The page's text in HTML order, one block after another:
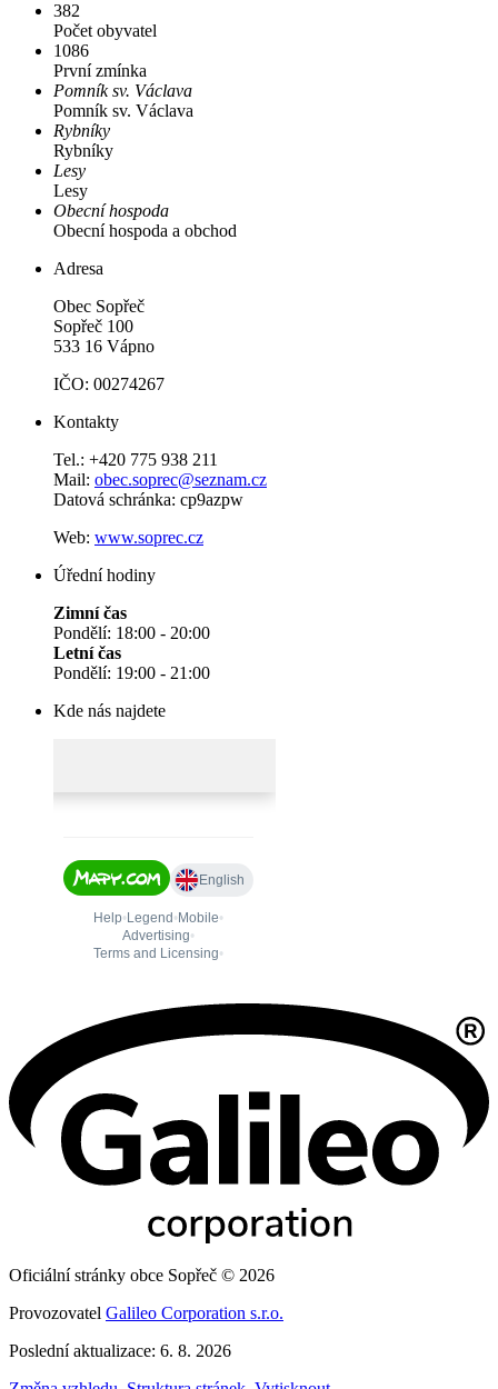
382
Počet obyvatel
1086
První zmínka
Pomník sv. Václava
Pomník sv. Václava
Rybníky
Rybníky
Lesy
Lesy
Obecní hospoda
Obecní hospoda a obchod
Adresa
Obec Sopřeč
Sopřeč 100
533 16 Vápno
IČO: 00274267
Kontakty
Tel.: +420 775 938 211
Mail: obec.soprec@seznam.cz
Datová schránka: cp9azpw
Web: www.soprec.cz
Úřední hodiny
Zimní čas
Pondělí: 18:00 - 20:00
Letní čas
Pondělí: 19:00 - 21:00
Kde nás najdete
Oficiální stránky obce Sopřeč © 2026
Provozovatel Galileo Corporation s.r.o.
Poslední aktualizace: 6. 8. 2026